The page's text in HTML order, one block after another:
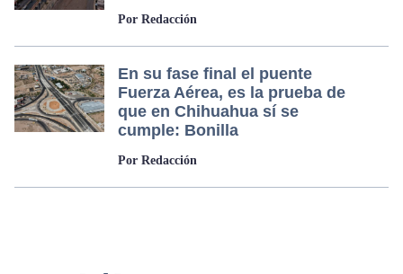
Por Redacción
En su fase final el puente
Fuerza Aérea, es la prueba de
que en Chihuahua sí se
cumple: Bonilla
Por Redacción